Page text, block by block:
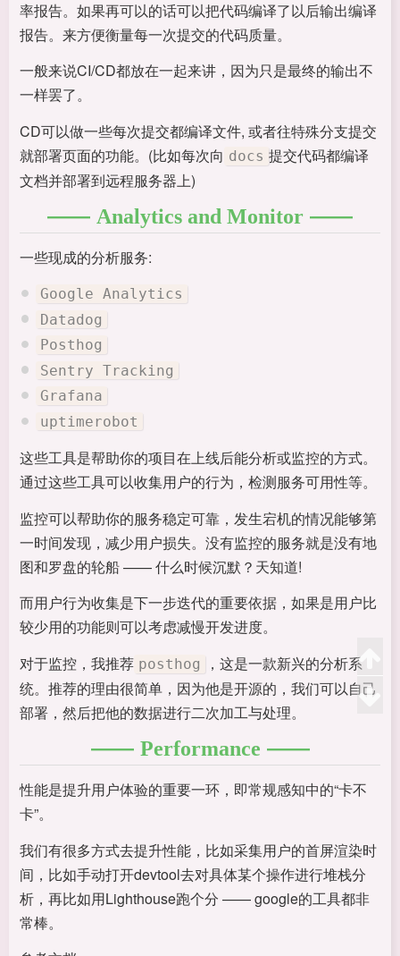
率报告。如果再可以的话可以把代码编译了以后输出编译
报告。来方便衡量每一次提交的代码质量。
一般来说CI/CD都放在一起来讲，因为只是最终的输出不
一样罢了。
CD可以做一些每次提交都编译文件, 或者往特殊分支提交
就部署页面的功能。(比如每次向 docs 提交代码都编译
文档并部署到远程服务器上)
Analytics and Monitor
一些现成的分析服务:
Google Analytics
Datadog
Posthog
Sentry Tracking
Grafana
uptimerobot
这些工具是帮助你的项目在上线后能分析或监控的方式。
通过这些工具可以收集用户的行为，检测服务可用性等。
监控可以帮助你的服务稳定可靠，发生宕机的情况能够第
一时间发现，减少用户损失。没有监控的服务就是没有地
图和罗盘的轮船 —— 什么时候沉默？天知道!
而用户行为收集是下一步迭代的重要依据，如果是用户比
较少用的功能则可以考虑减慢开发进度。
对于监控，我推荐 posthog
，这是一款新兴的分析系
统。推荐的理由很简单，因为他是开源的，我们可以自己
部署，然后把他的数据进行二次加工与处理。
Performance
性能是提升用户体验的重要一环，即常规感知中的“卡不
卡”。
我们有很多方式去提升性能，比如采集用户的首屏渲染时
间，比如手动打开devtool去对具体某个操作进行堆栈分
析，再比如用Lighthouse跑个分 —— google的工具都非
常棒。